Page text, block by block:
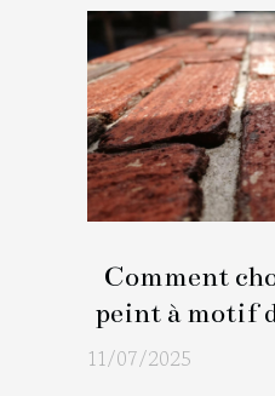
Comment
peint à motif
chaque
11/07/2025